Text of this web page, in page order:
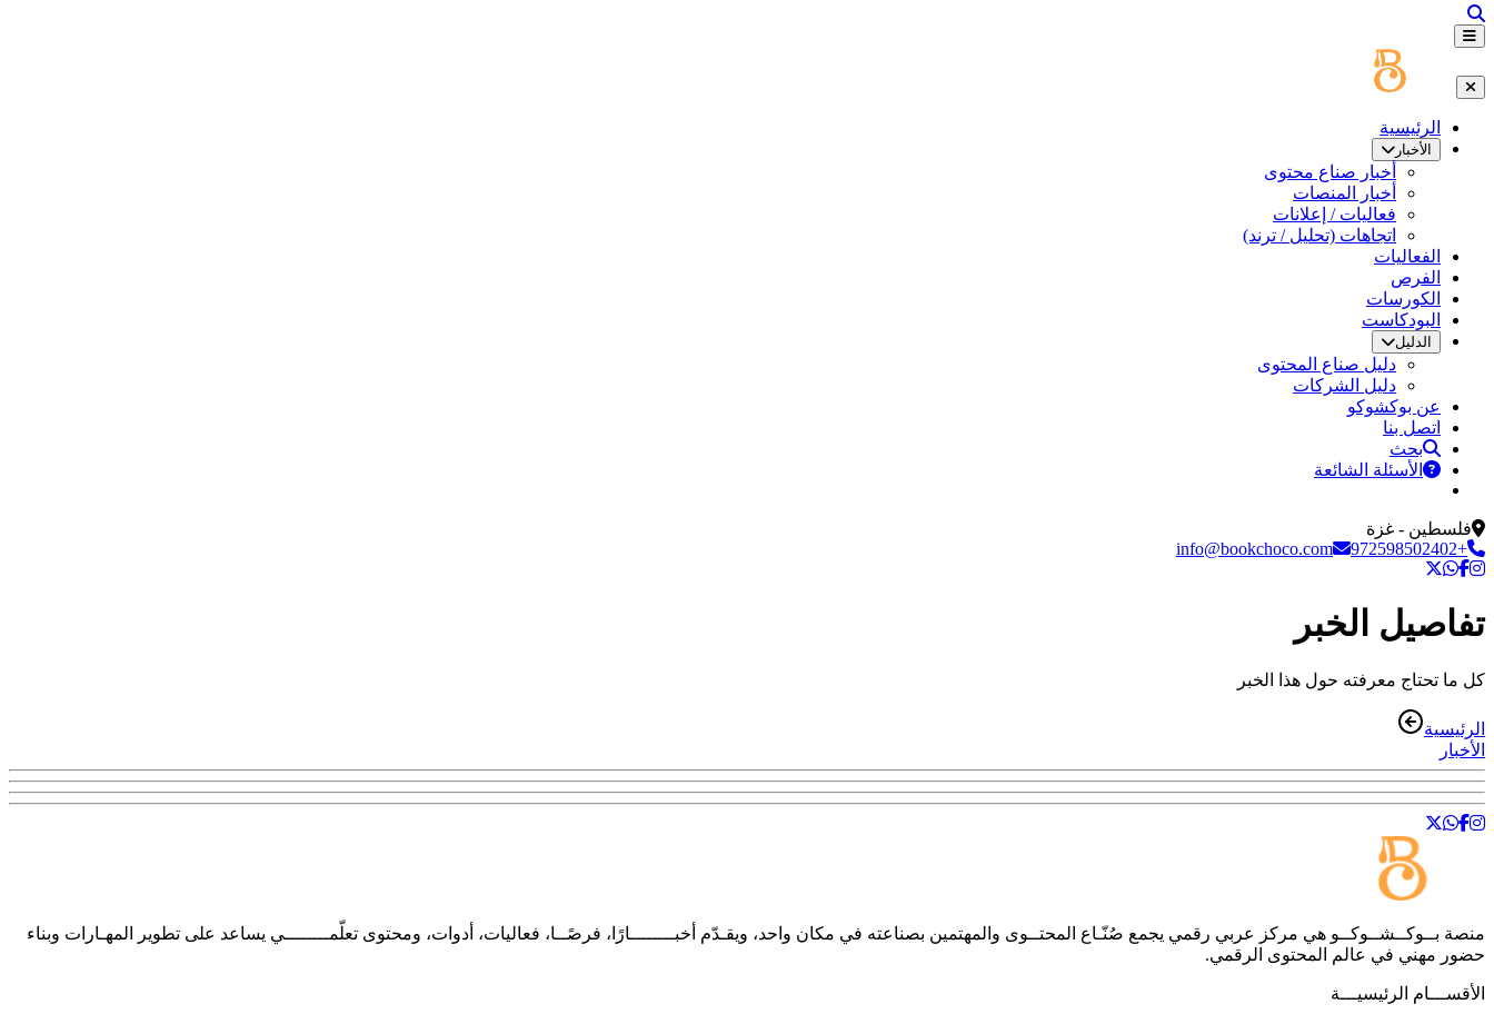
الرئيسية
الأخبار
أخبار صناع محتوى
أخبار المنصات
فعاليات / إعلانات
اتجاهات (تحليل / ترند)
الفعاليات
الفرص
الكورسات
البودكاست
الدليل
دليل صناع المحتوى
دليل الشركات
عن بوكشوكو
اتصل بنا
بحث
الأسئلة الشائعة
فلسطين - غزة
+972598502402
info@bookchoco.com
تفاصيل الخبر
كل ما تحتاج معرفته حول هذا الخبر
الرئيسية
الأخبار
منصة بــوكــشــوكــو هي مركز عربي رقمي يجمع صُنّـاع المحتــوى والمهتمين بصناعته في مكان واحد، ويقـدّم أخبــــــــارًا، فرصًــا، فعاليات، أدوات، ومحتوى تعلّمــــــــي يساعد على تطوير المهـارات وبناء
حضور مهني في عالم المحتوى الرقمي.
الأقســـام الرئيسيـــة